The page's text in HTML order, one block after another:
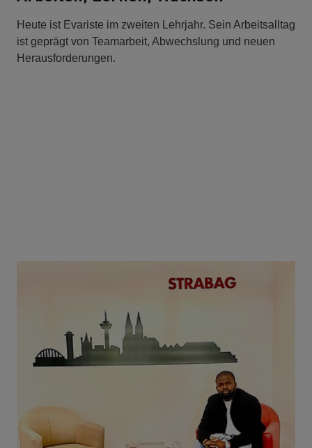
Heute ist Evariste im zweiten Lehrjahr. Sein Arbeitsalltag
ist geprägt von Teamarbeit, Abwechslung und neuen
Herausforderungen.